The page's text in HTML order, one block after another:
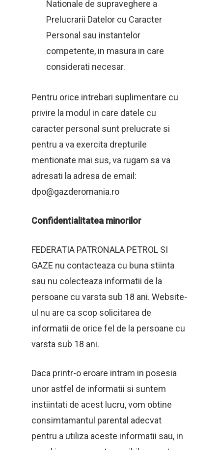
Nationale de supraveghere a
Prelucrarii Datelor cu Caracter
Personal sau instantelor
competente, in masura in care
considerati necesar.
Pentru orice intrebari suplimentare cu
privire la modul in care datele cu
caracter personal sunt prelucrate si
pentru a va exercita drepturile
mentionate mai sus, va rugam sa va
adresati la adresa de email:
dpo@gazderomania.ro
Confidentialitatea minorilor
FEDERATIA PATRONALA PETROL SI
GAZE nu contacteaza cu buna stiinta
sau nu colecteaza informatii de la
persoane cu varsta sub 18 ani. Website-
ul nu are ca scop solicitarea de
informatii de orice fel de la persoane cu
varsta sub 18 ani.
Daca printr-o eroare intram in posesia
unor astfel de informatii si suntem
instiintati de acest lucru, vom obtine
consimtamantul parental adecvat
pentru a utiliza aceste informatii sau, in